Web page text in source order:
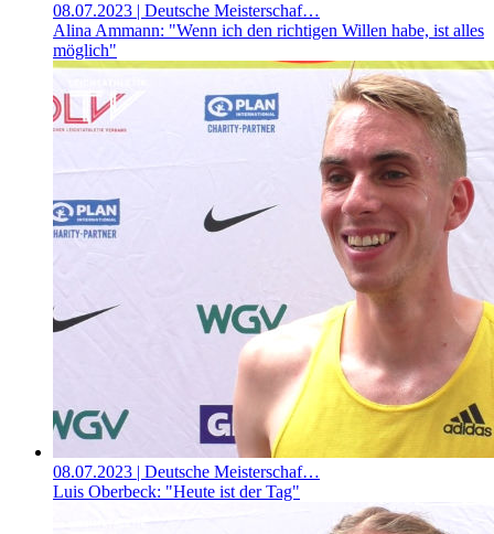
08.07.2023 | Deutsche Meisterschaf…
Alina Ammann: "Wenn ich den richtigen Willen habe, ist alles
möglich"
08.07.2023 | Deutsche Meisterschaf…
Luis Oberbeck: "Heute ist der Tag"